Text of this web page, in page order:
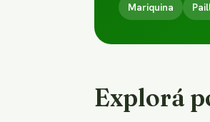
Mariquina
Explorá